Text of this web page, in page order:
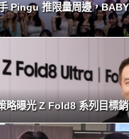
Pingu 推限量周邊，
略曝光 Z Fold8 系列目標